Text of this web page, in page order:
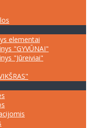
elementai
"GYVŪNAI"
"Jūreiviai"